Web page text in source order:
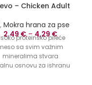
– Chicken Adult
, Mokra hrana za pse
2,49 €– 4,29 €
proteinsko pileće
sa svim važnim
mineralima stvara
osnovu za ishranu